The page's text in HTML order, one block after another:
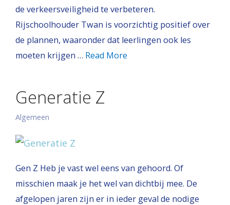
de verkeersveiligheid te verbeteren.
Rijschoolhouder Twan is voorzichtig positief over
de plannen, waaronder dat leerlingen ook les
moeten krijgen … Read More
Generatie Z
Algemeen
Gen Z Heb je vast wel eens van gehoord. Of
misschien maak je het wel van dichtbij mee. De
afgelopen jaren zijn er in ieder geval de nodige